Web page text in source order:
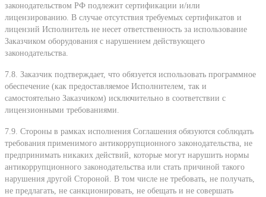
законодательством РФ подлежит сертификации и/или
лицензированию. В случае отсутствия требуемых сертификатов и
лицензий Исполнитель не несет ответственность за использование
Заказчиком оборудования с нарушением действующего
законодательства.
7.8. Заказчик подтверждает, что обязуется использовать программное
обеспечение (как предоставляемое Исполнителем, так и
самостоятельно Заказчиком) исключительно в соответствии с
лицензионными требованиями.
7.9. Стороны в рамках исполнения Соглашения обязуются соблюдать
требования применимого антикоррупционного законодательства, не
предпринимать никаких действий, которые могут нарушить нормы
антикоррупционного законодательства или стать причиной такого
нарушения другой Стороной. В том числе не требовать, не получать,
не предлагать, не санкционировать, не обещать и не совершать